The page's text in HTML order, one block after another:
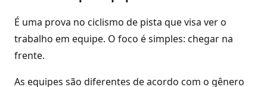
É uma prova no ciclismo de pista que visa ver o
trabalho em equipe. O foco é simples: chegar na
frente.
As equipes são diferentes de acordo com o gênero